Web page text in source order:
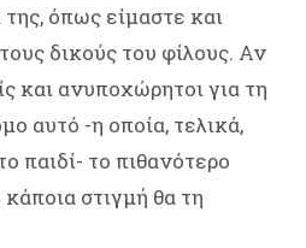
της, όπως είμαστε και
δικούς του φίλους. Αν
και ανυποχώρητοι για τη
αυτό -η οποία, τελικά,
παιδί- το πιθανότερο
κάποια στιγμή θα τη